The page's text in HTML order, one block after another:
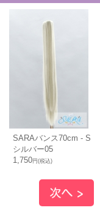
SARAバンス70cm - S
シルバー05
1,750円(税込)